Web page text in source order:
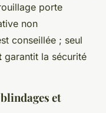
porte
non
conseillée ; seul
garantit la sécurité
et